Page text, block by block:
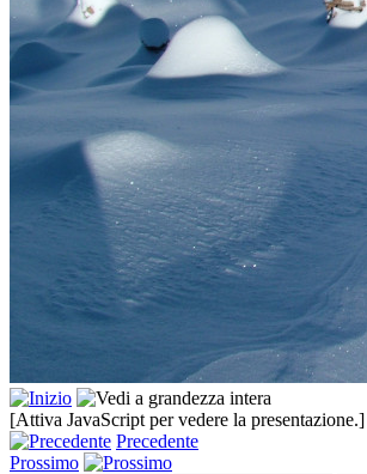
[Attiva JavaScript per vedere la presentazione.]
Precedente
Prossimo